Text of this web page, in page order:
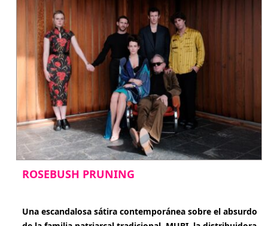
ROSEBUSH PRUNING
Una escandalosa sátira contemporánea sobre el absurdo